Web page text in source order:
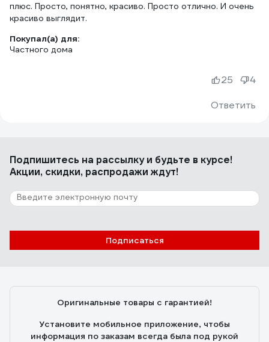
плюс. Просто, понятно, красиво. Просто отлично. И очень
красиво выглядит.
Покупал(а) для:
Частного дома
Ответить
25 4
Подпишитесь на рассылкуи будьте в курсе!
Акции, скидки, распродажи ждут!
Подписаться
Оригинальные товары с гарантией!
Установите мобильное приложение, чтобы
информация по заказам всегда была под рукой